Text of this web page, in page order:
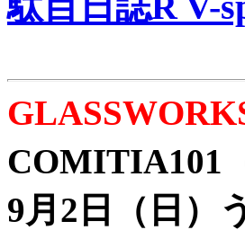
COMITIA101
9月2日（日）